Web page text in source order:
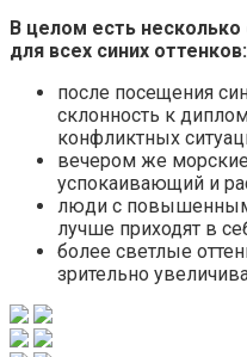
В целом есть
для всех синих оттенков:
после посещения
склонность к
конфликтных
вечером же
успокаивающий и
люди с
лучше приходят в
более светлые
зрительно